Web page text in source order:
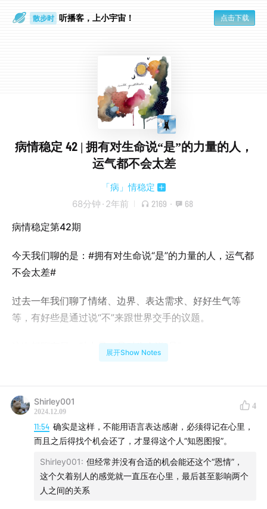
散步时 听播客，上小宇宙！ 点击下载
病情稳定 42 | 拥有对生命说“是”的力量的人，
运气都不会太差
「病」情稳定
68分钟 · 2年前 2169 · 68
病情稳定第42期
今天我们聊的是：#拥有对生命说“是”的力量的人，运气都
不会太差#
过去一年我们聊了情绪、边界、表达需求、好好生气等
等，有好些是通过说“不”来跟世界交手的议题。
这次想聊有另一种力量，是对生命说“是”。
欣然表达感谢，这是做#病情稳定#这一年来我们最珍贵的
感悟。
本书《嫉羡与感恩》，我第一次读的时候读得牙疼，硬邦
展开Show Notes
Shirley001
2024.12.09
4
11:54 确实是这样，不能用语言表达感谢，必须得记在心里，
而且之后得找个机会还了，才显得这个人“知恩图报”。
Shirley001: 但经常并没有合适的机会能还这个“恩情”，
这个欠着别人的感觉就一直压在心里，最后甚至影响两个
人之间的关系